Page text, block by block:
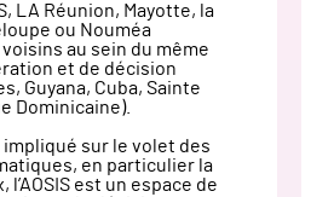
LA Réunion, Mayotte, la
ou Nouméa
au sein du même
et de décision
Guyana, Cuba, Sainte
Dominicaine).
sur le volet des
en particulier la
l’AOSIS est un espace de